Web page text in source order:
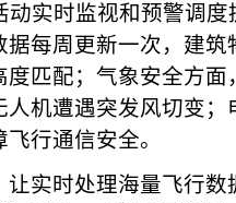
动实时监视和预警调
每周更新一次，建
匹配；气象安全方
机遭遇突发风切变
行通信安全。
让实时处理海量飞行